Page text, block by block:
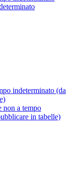
indeterminato (da
non a tempo
in tabelle)